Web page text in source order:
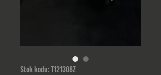
Stok kodu: T121308Z